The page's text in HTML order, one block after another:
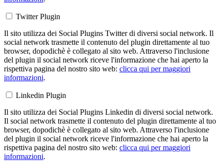
Twitter Plugin
Il sito utilizza dei Social Plugins Twitter di diversi social network. Il
social network trasmette il contenuto del plugin direttamente al tuo
browser, dopodichè è collegato al sito web. Attraverso l'inclusione
del plugin il social network riceve l'informazione che hai aperto la
rispettiva pagina del nostro sito web: clicca qui per maggiori
informazioni.
Linkedin Plugin
Il sito utilizza dei Social Plugins Linkedin di diversi social network.
Il social network trasmette il contenuto del plugin direttamente al tuo
browser, dopodichè è collegato al sito web. Attraverso l'inclusione
del plugin il social network riceve l'informazione che hai aperto la
rispettiva pagina del nostro sito web: clicca qui per maggiori
informazioni.